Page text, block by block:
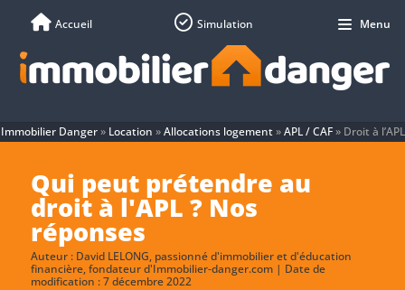
Immobilier Danger» Location »Allocations logement»APL / CAF» Droit à l’APL
Qui peut prétendre au
droit à l'APL ? Nos
réponses
Auteur : David LELONG, passionné d'immobilier et d'éducation
financière, fondateur d'Immobilier-danger.com | Date de
modification : 7 décembre 2022
Accueil Simulation Menu